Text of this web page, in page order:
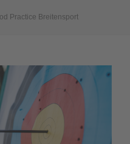
Practice Breitensport